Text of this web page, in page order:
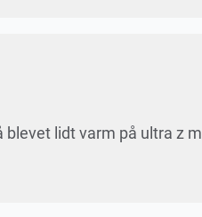
lidt varm på ultra z